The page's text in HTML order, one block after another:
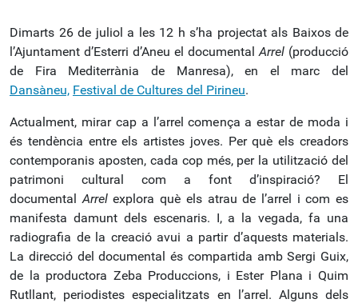
Dimarts 26 de juliol a les 12 h s’ha projectat als Baixos de
l’Ajuntament d’Esterri d’Aneu el documental Arrel (producció
de Fira Mediterrània de Manresa), en el marc del
Dansàneu, Festival de Cultures del Pirineu.
Actualment, mirar cap a l’arrel comença a estar de moda i
és tendència entre els artistes joves. Per què els creadors
contemporanis aposten, cada cop més, per la utilització del
patrimoni cultural com a font d’inspiració? El
documentalArrelexplora què els atrau de l’arrel i com es
manifesta damunt dels escenaris. I, a la vegada, fa una
radiografia de la creació avui a partir d’aquests materials.
La direcció del documental és compartida amb Sergi Guix,
de la productora Zeba Produccions, i Ester Plana i Quim
Rutllant, periodistes especialitzats en l’arrel. Alguns dels